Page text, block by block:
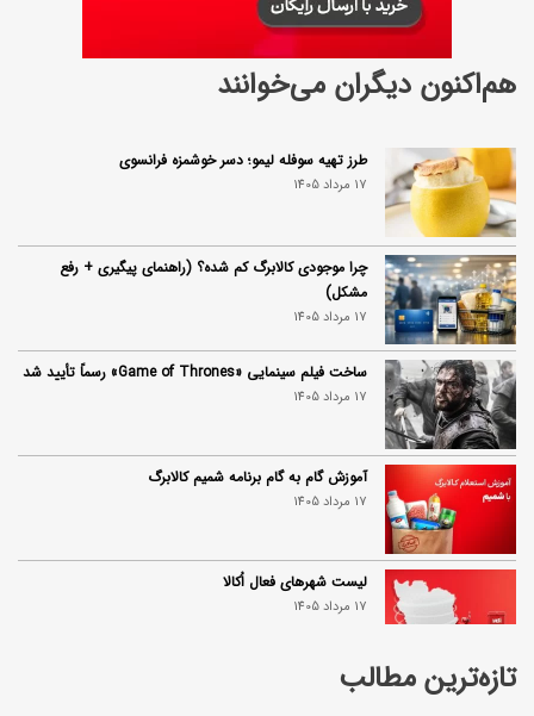
تازه‌ترین مطالب
هم‌اکنون دیگران می‌خوانند
طرز تهیه سوفله لیمو؛ دسر خوشمزه فرانسوی
17 مرداد 1405
چرا موجودی کالابرگ کم شده؟ (راهنمای پیگیری + رفع
مشکل)
17 مرداد 1405
ساخت فیلم سینمایی «Game of Thrones» رسماً تأیید شد
17 مرداد 1405
آموزش گام به گام برنامه شمیم کالابرگ
17 مرداد 1405
لیست شهرهای فعال اُکالا
17 مرداد 1405
روش‌های استعلام کالابرگ (فعال بودن و موجودی)